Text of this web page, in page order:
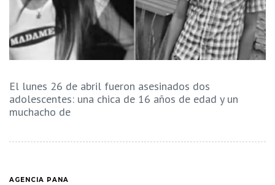
El lunes 26 de abril fueron asesinados dos
adolescentes: una chica de 16 años de edad y un
muchacho de
AGENCIA PANA